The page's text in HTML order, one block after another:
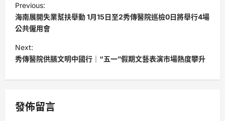
o
s
t
n
a
i
Previous:
海南展開失業幫扶舉動 1月15日至2秀傳醫院巡檢0日將舉行4場
公共僱用會
Next:
秀傳醫院供膳文明中國行｜“五一”假期文藝表演市場熱度攀升
發佈留言